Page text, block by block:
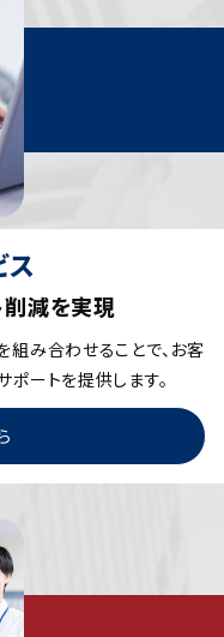
ス
減を実現
み合わせることで、お客
ートを提供します。